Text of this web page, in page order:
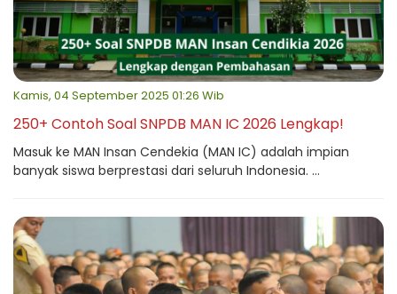
Kamis, 04 September 2025 01:26 Wib
250+ Contoh Soal SNPDB MAN IC 2026 Lengkap!
Masuk ke MAN Insan Cendekia (MAN IC) adalah impian
banyak siswa berprestasi dari seluruh Indonesia. ...